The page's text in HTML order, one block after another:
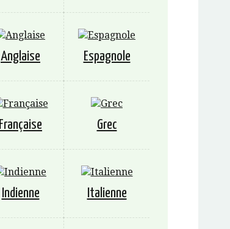
Anglaise Espagnole
Française Grec
Indienne Italienne